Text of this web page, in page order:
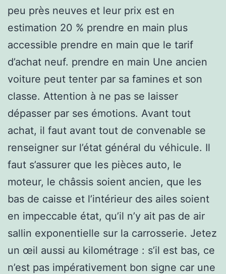
peu près neuves et leur prix est en
estimation 20 % prendre en main plus
accessible prendre en main que le tarif
d’achat neuf. prendre en main Une ancien
voiture peut tenter par sa famines et son
classe. Attention à ne pas se laisser
dépasser par ses émotions. Avant tout
achat, il faut avant tout de convenable se
renseigner sur l’état général du véhicule. Il
faut s’assurer que les pièces auto, le
moteur, le châssis soient ancien, que les
bas de caisse et l’intérieur des ailes soient
en impeccable état, qu’il n’y ait pas de air
sallin exponentielle sur la carrosserie. Jetez
un œil aussi au kilométrage : s’il est bas, ce
n’est pas impérativement bon signe car une